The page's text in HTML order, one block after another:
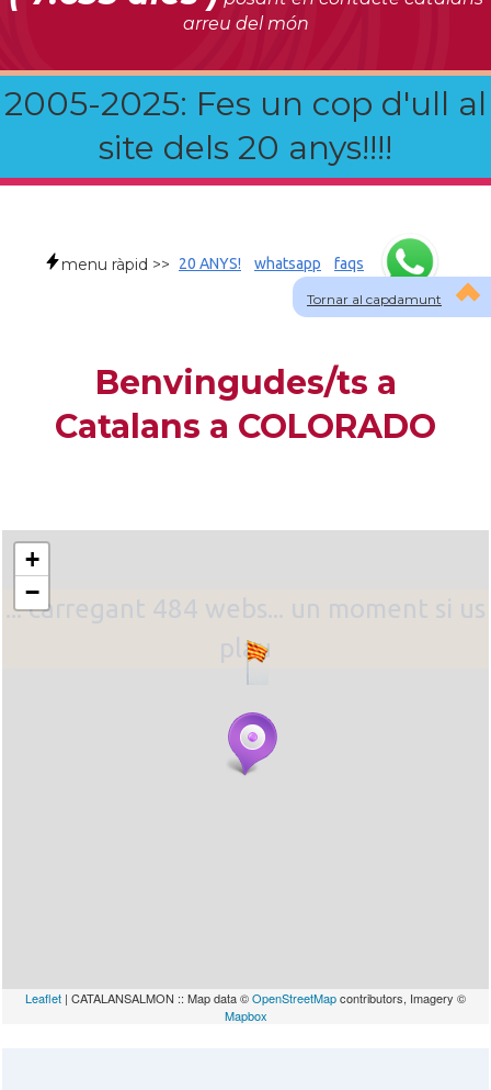
arreu del món
2005-2025: Fes un cop d'ull al
site dels 20 anys!!!!
Tornar al capdamunt
menu ràpid >> 20 ANYS! whatsapp faqs
Benvingudes/ts a
Catalans a COLORADO
... carregant 484 webs... un moment si us
plau
+
−
Leaflet | CATALANSALMON :: Map data ©OpenStreetMapcontributors, Imagery ©
Mapbox